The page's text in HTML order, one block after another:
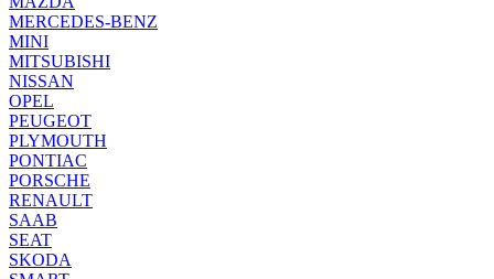
MERCEDES-BENZ
MINI
MITSUBISHI
NISSAN
OPEL
PEUGEOT
PLYMOUTH
PONTIAC
PORSCHE
RENAULT
SAAB
SEAT
SKODA